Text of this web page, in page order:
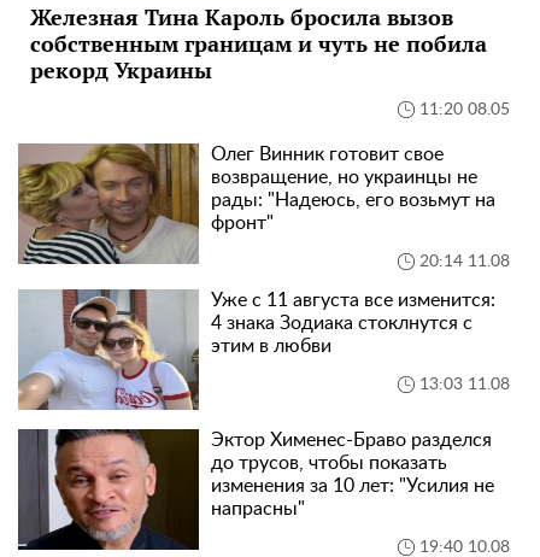
Железная Тина Кароль бросила вызов
собственным границам и чуть не побила
рекорд Украины
11:20 08.05
Олег Винник готовит свое
возвращение, но украинцы не
рады: "Надеюсь, его возьмут на
фронт"
20:14 11.08
Уже с 11 августа все изменится:
4 знака Зодиака стоклнутся с
этим в любви
13:03 11.08
Эктор Хименес-Браво разделся
до трусов, чтобы показать
изменения за 10 лет: "Усилия не
напрасны"
19:40 10.08